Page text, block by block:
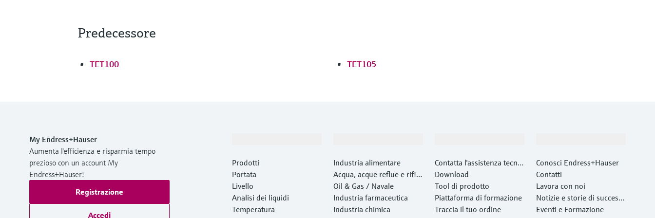
Predecessore
TET100 TET105
My Endress+Hauser
Aumenta l'efficienza e risparmia tempo
prezioso con un account My
Endress+Hauser!
Registrazione
Accedi
Prodotti
Portata
Livello
Analisi dei liquidi
Temperatura
Industria alimentare
Acqua, acque reflue e rifiut
iOil & Gas / Navale
Industria farmaceutica
Industria chimica
Contatta l'assistenza tecnic
a
Download
Tool di prodotto
Piattaforma di formazione
Traccia il tuo ordine
Conosci Endress+Hauser
Contatti
Lavora con noi
Notizie e storie di success
o
Eventi e Formazione